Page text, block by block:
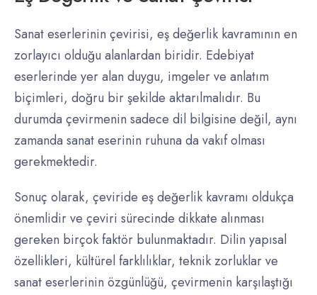
Sanat eserlerinin çevirisi, eş değerlik kavramının en
zorlayıcı olduğu alanlardan biridir. Edebiyat
eserlerinde yer alan duygu, imgeler ve anlatım
biçimleri, doğru bir şekilde aktarılmalıdır. Bu
durumda çevirmenin sadece dil bilgisine değil, aynı
zamanda sanat eserinin ruhuna da vakıf olması
gerekmektedir.
Sonuç olarak, çeviride eş değerlik kavramı oldukça
önemlidir ve çeviri sürecinde dikkate alınması
gereken birçok faktör bulunmaktadır. Dilin yapısal
özellikleri, kültürel farklılıklar, teknik zorluklar ve
sanat eserlerinin özgünlüğü, çevirmenin karşılaştığı